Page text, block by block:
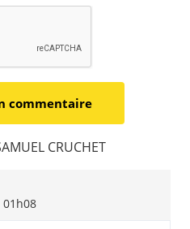
CRUCHET
01h08